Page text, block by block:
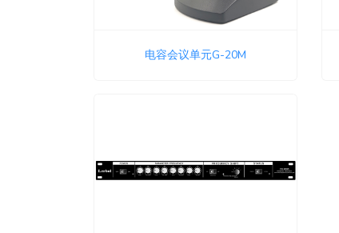
电容会议单元G-20M